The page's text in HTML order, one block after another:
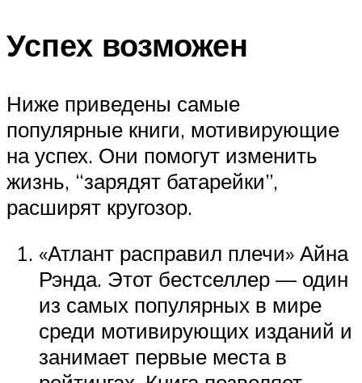
Успех возможен
Ниже приведены самые
популярные книги, мотивирующие
на успех. Они помогут изменить
жизнь, “зарядят батарейки”,
расширят кругозор.
«Атлант расправил плечи» Айна
Рэнда. Этот бестселлер — один
из самых популярных в мире
среди мотивирующих изданий и
занимает первые места в